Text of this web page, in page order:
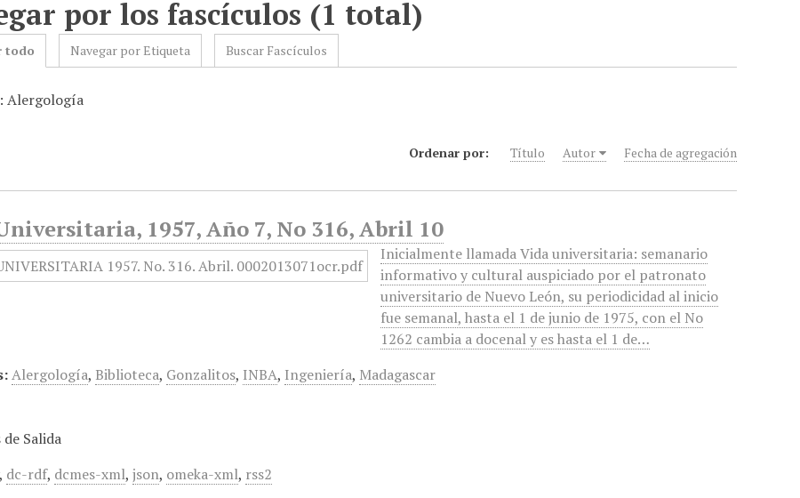
por los fascículos (1 total)
todo Navegar por Etiqueta Buscar Fascículos
Alergología
Ordenar por: Título Autor Fecha de agregación
1957, Año 7, No 316, Abril 10
Inicialmente llamada Vida universitaria: semanario
informativo y cultural auspiciado por el patronato
universitario de Nuevo León, su periodicidad al inicio
fue semanal, hasta el 1 de junio de 1975, con el No
1262 cambia a docenal y es hasta el 1 de…
Alergología, Biblioteca, Gonzalitos, INBA, Ingeniería, Madagascar
Salida
, dc-rdf, dcmes-xml,json, omeka-xml, rss2